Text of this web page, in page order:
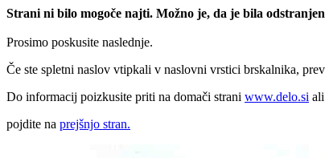
Strani ni bilo mogoče najti. Možno je, da je bila
Prosimo poskusite naslednje.
Če ste spletni naslov vtipkali v naslovni vrstici brskalnika,
Do informacij poizkusite priti na domači strani www.delo.si ali
pojdite na prejšnjo stran.